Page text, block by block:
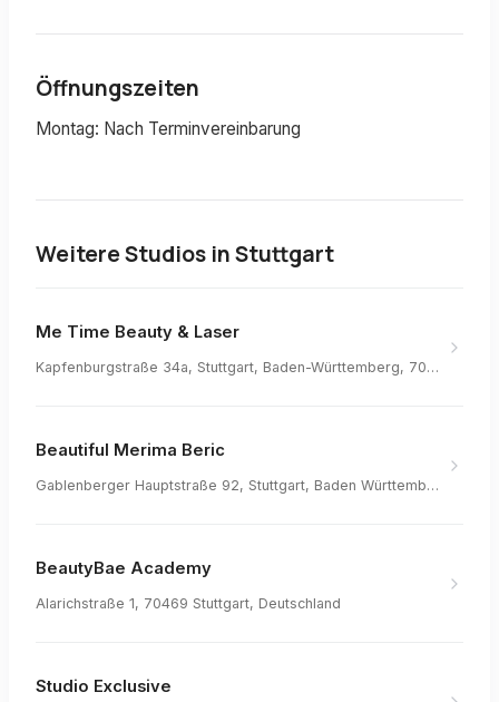
Öffnungszeiten
Montag: Nach Terminvereinbarung
Weitere Studios inStuttgart
Me Time Beauty & Laser
Kapfenburgstraße 34a, Stuttgart, Baden-Württemberg, 70469, Germany
Beautiful Merima Beric
Gablenberger Hauptstraße 92, Stuttgart, Baden Württemberg, 70186, Germany
BeautyBae Academy
Alarichstraße 1, 70469 Stuttgart, Deutschland
Studio Exclusive